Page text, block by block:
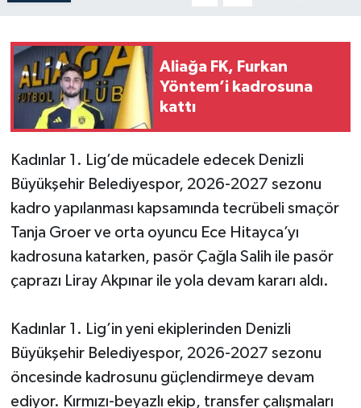
Aliağa FK, Furkan
Yöntem’i kadrosuna
kattı
Kadınlar 1. Lig’de mücadele edecek Denizli
Büyükşehir Belediyespor, 2026-2027 sezonu
kadro yapılanması kapsamında tecrübeli smaçör
Tanja Groer ve orta oyuncu Ece Hitayca’yı
kadrosuna katarken, pasör Çağla Salih ile pasör
çaprazı Liray Akpınar ile yola devam kararı aldı.
Kadınlar 1. Lig’in yeni ekiplerinden Denizli
Büyükşehir Belediyespor, 2026-2027 sezonu
öncesinde kadrosunu güçlendirmeye devam
ediyor. Kırmızı-beyazlı ekip, transfer çalışmaları